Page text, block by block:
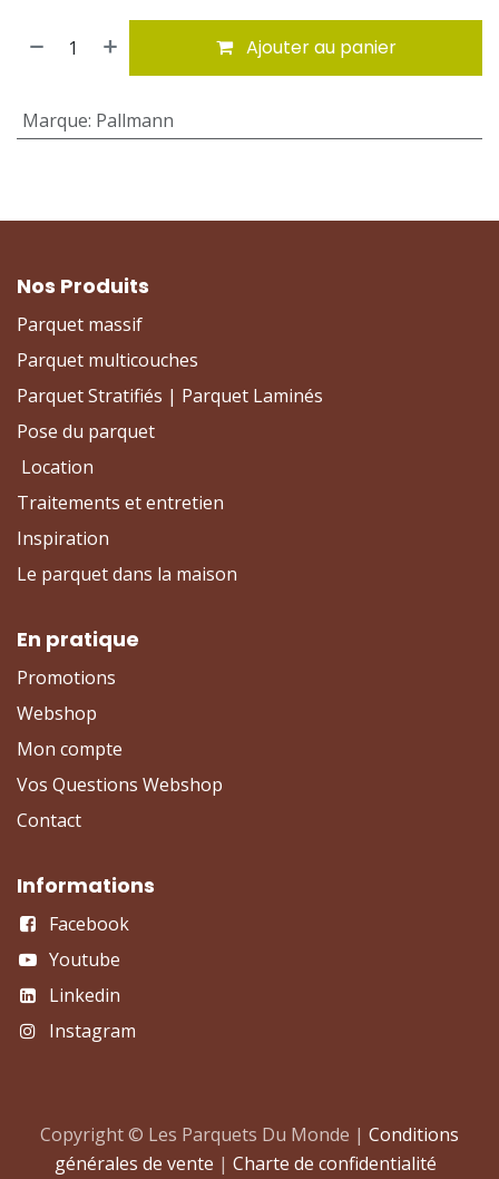
Ajouter au panier
Marque: Pallmann
Nos Produits
Parquet massif
Parquet multicouches
Parquet Stratifiés | Parquet Laminés
Pose du parquet
Location
Traitements et entretien
Inspiration
Le parquet dans la maison
En pratique
Promotions
Webshop
Mon compte
Vos Questions Webshop
Contact
Informations
Facebook
Youtube
Linkedin
Instagram
Copyright © Les Parquets Du Monde | Conditions
générales de vente | Charte de confidentialité